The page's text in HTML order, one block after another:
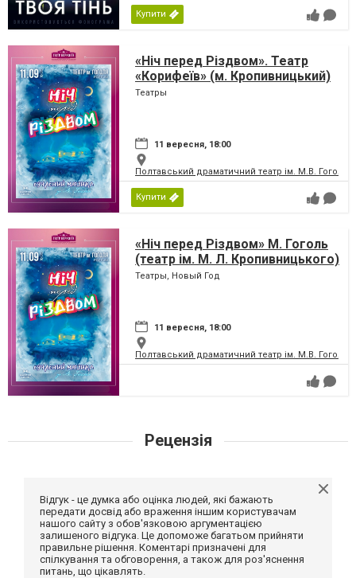
Купити
«Ніч перед Різдвом». Театр
«Корифеїв» (м. Кропивницький)
Театры
11 вересня, 18:00
Полтавський драматичний театр ім. М.В. Гоголя
Купити
«Ніч перед Різдвом» М. Гоголь
(театр ім. М. Л. Кропивницького)
Театры, Новый Год
11 вересня, 18:00
Полтавський драматичний театр ім. М.В. Гоголя
Рецензія
Відгук - це думка або оцінка людей, які бажають
передати досвід або враження іншим користувачам
нашого сайту з обов'язковою аргументацією
залишеного відгука. Це допоможе багатьом прийняти
правильне рішення. Коментарі призначені для
спілкування та обговорення, а також для роз'яснення
питань, що цікавлять.